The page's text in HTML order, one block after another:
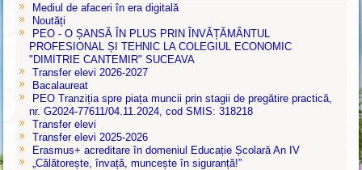
Mediul de afaceri în era digitală
Noutăți
PEO - O ȘANSĂ ÎN PLUS PRIN ÎNVĂȚĂMÂNTUL
PROFESIONAL ȘI TEHNIC LA COLEGIUL ECONOMIC
"DIMITRIE CANTEMIR" SUCEAVA
Transfer elevi 2026-2027
Bacalaureat
PEO Tranziția spre piața muncii prin stagii de pregătire practică,
nr. G2024-77611/04.11.2024, cod SMIS: 318218
Transfer elevi
Transfer elevi 2025-2026
Erasmus+ acreditare în domeniul Educație Școlară An IV
„Călătorește, învață, muncește în siguranță!”